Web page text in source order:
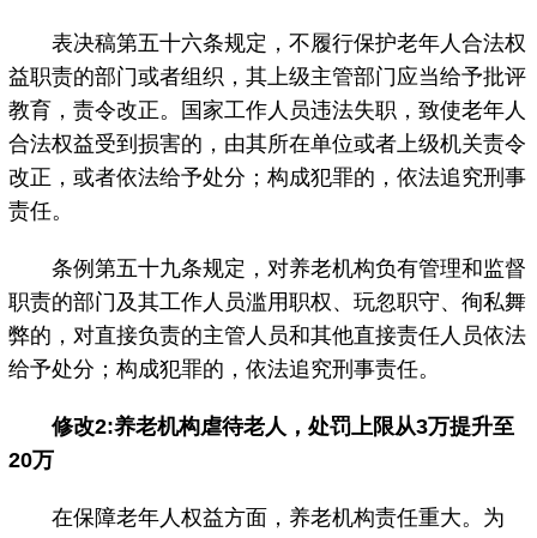
表决稿第五十六条规定，不履行保护老年人合法权
益职责的部门或者组织，其上级主管部门应当给予批评
教育，责令改正。国家工作人员违法失职，致使老年人
合法权益受到损害的，由其所在单位或者上级机关责令
改正，或者依法给予处分；构成犯罪的，依法追究刑事
责任。
条例第五十九条规定，对养老机构负有管理和监督
职责的部门及其工作人员滥用职权、玩忽职守、徇私舞
弊的，对直接负责的主管人员和其他直接责任人员依法
给予处分；构成犯罪的，依法追究刑事责任。
修改2:养老机构虐待老人，处罚上限从3万提升至
20万
在保障老年人权益方面，养老机构责任重大。为